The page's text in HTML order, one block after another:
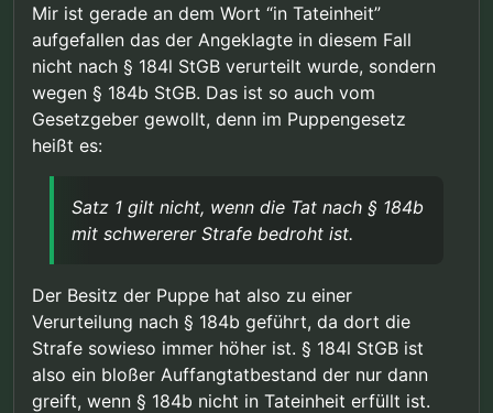
wegen sexuellen Missbrauchs eines Kindes
in zwei Fällen sowie wegen Besitzes
kinder- und jugendpornographischer
Inhalte in Tateinheit mit Besitz von
Sexpuppen mit kindlichem Erscheinungsbild
zu einer Gesamtfreiheitsstrafe von zwei
Quelle:https://www.hrr-strafrecht.de/hrr/1/24/1-
278-24.php?referer=db
Es gibt Vergewaltiger mit Sexspielzeug und
Vergewaltiger ohne Sexspielzeug. Das ein Mensch
das passende Stimulationsmittel für sich selbst
besitzt ist jetzt nicht wirklich eine Kausalität.
Ich denke kaum das man Erwachsenenpornos, oder
Puppen verteufeln würde wenn diese bei einem
Mir ist gerade an dem Wort “in Tateinheit”
aufgefallen das der Angeklagte in diesem Fall
nicht nach § 184l StGB verurteilt wurde, sondern
wegen § 184b StGB. Das ist so auch vom
Gesetzgeber gewollt, denn im Puppengesetz
heißt es:
Satz 1 gilt nicht, wenn die Tat nach § 184b
mit schwererer Strafe bedroht ist.
Der Besitz der Puppe hat also zu einer
Verurteilung nach § 184b geführt, da dort die
Strafe sowieso immer höher ist. § 184l StGB ist
also ein bloßer Auffangtatbestand der nur dann
greift, wenn § 184b nicht in Tateinheit erfüllt ist.